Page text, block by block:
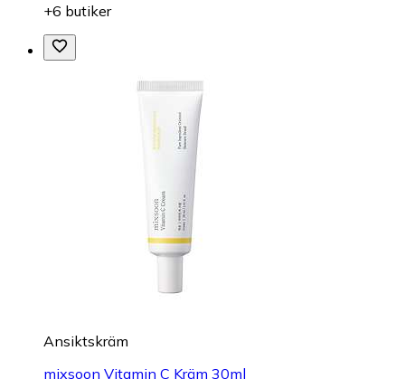
+6 butiker
Ansiktskräm
mixsoon Vitamin C Kräm 30ml